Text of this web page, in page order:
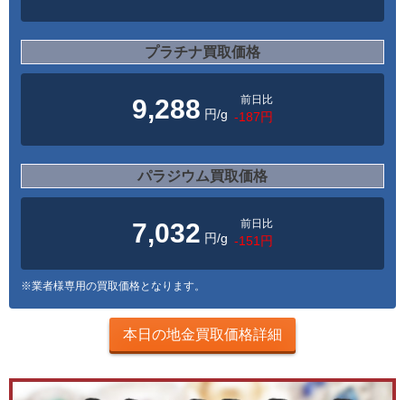
プラチナ買取価格
9,288 円/g
前日比
-187円
パラジウム買取価格
7,032 円/g
前日比
-151円
※業者様専用の買取価格となります。
本日の地金買取価格詳細